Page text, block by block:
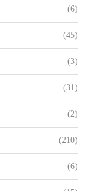
(6)
(45)
(3)
(31)
(2)
(210)
(6)